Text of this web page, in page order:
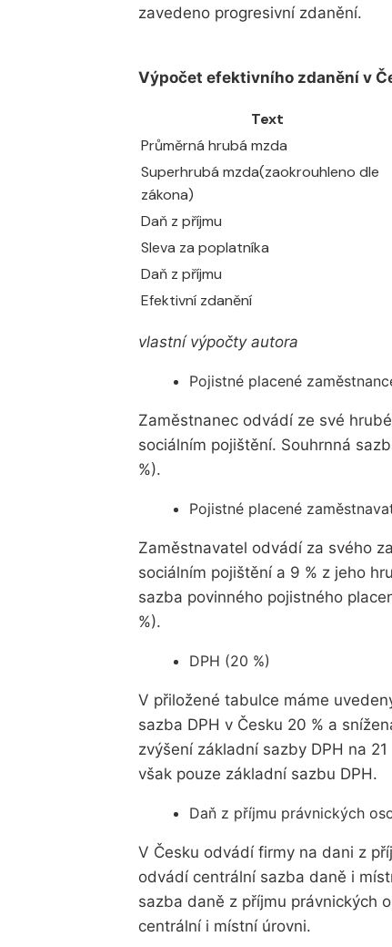
zavedeno progresivní zdanění.
Výpočet efektivního zdanění v
Text
Průměrná hrubá mzda
Superhrubá mzda(zaokrouhleno dle
zákona)
Daň z příjmu
Sleva za poplatníka
Daň z příjmu
Efektivní zdanění
vlastní výpočty autora
Pojistné placené
Zaměstnanec odvádí ze své
sociálním pojištění. Souhrnná
%).
Pojistné placené
Zaměstnavatel odvádí za svého
sociálním pojištění a 9 % z jeho
sazba povinného pojistného
%).
DPH (20 %)
V přiložené tabulce máme
sazba DPH v Česku 20 % a
zvýšení základní sazby DPH na
však pouze základní sazbu DPH.
Daň z příjmu právnických
V Česku odvádí firmy na dani z
odvádí centrální sazba daně i
sazba daně z příjmu právnických
centrální i místní úrovni.